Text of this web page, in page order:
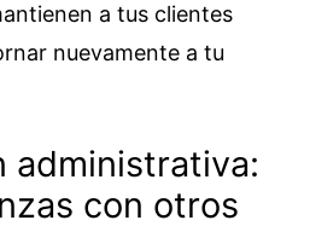
a tus clientes
nuevamente a tu
administrativa:
con otros